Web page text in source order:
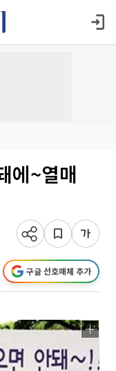
에~열매
구글 선호매체 추가